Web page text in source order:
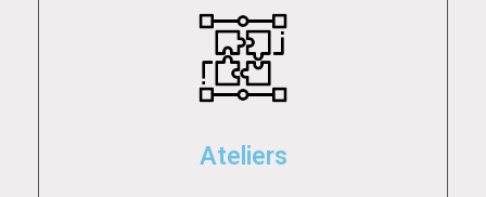
Ateliers